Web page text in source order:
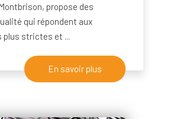
propose des
qui répondent aux
plus strictes et ...
En savoir plus